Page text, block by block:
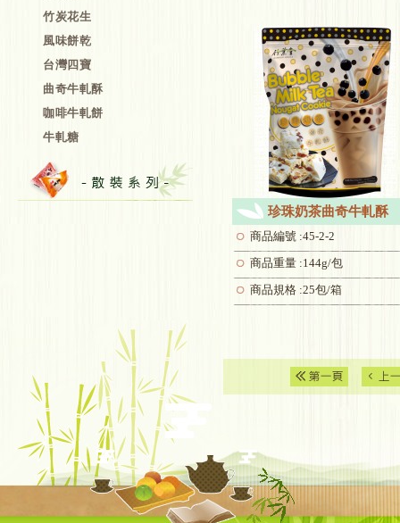
竹炭花生
風味餅乾
台灣四寶
曲奇牛軋酥
咖啡牛軋餅
牛軋糖
珍珠奶茶曲奇牛軋酥
商品編號 :45-2-2
商品重量 :144g/包
商品規格 :25包/箱